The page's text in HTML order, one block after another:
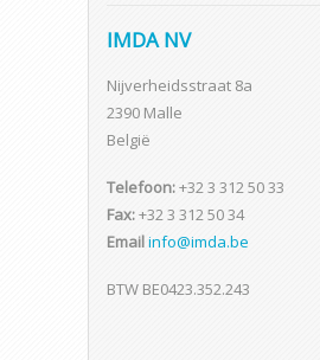
IMDA NV
Nijverheidsstraat 8a
2390 Malle
België
Telefoon:+32 3 312 50 33
Fax:+32 3 312 50 34
Emailinfo@imda.be
BTW BE0423.352.243